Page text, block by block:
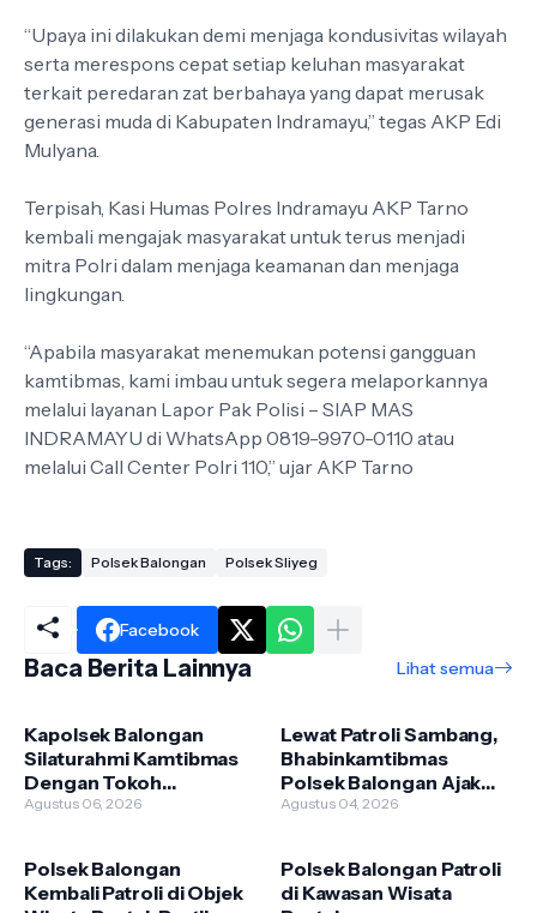
“Upaya ini dilakukan demi menjaga kondusivitas wilayah
serta merespons cepat setiap keluhan masyarakat
terkait peredaran zat berbahaya yang dapat merusak
generasi muda di Kabupaten Indramayu,” tegas AKP Edi
Mulyana.
Terpisah, Kasi Humas Polres Indramayu AKP Tarno
kembali mengajak masyarakat untuk terus menjadi
mitra Polri dalam menjaga keamanan dan menjaga
lingkungan.
“Apabila masyarakat menemukan potensi gangguan
kamtibmas, kami imbau untuk segera melaporkannya
melalui layanan Lapor Pak Polisi – SIAP MAS
INDRAMAYU di WhatsApp 0819-9970-0110 atau
melalui Call Center Polri 110,” ujar AKP Tarno
Tags: Polsek Balongan Polsek Sliyeg
Facebook
Baca Berita Lainnya Lihat semua
Kapolsek Balongan
Silaturahmi Kamtibmas
Dengan Tokoh
Masyarakat, Ini Pesan
Agustus 06, 2026
Lewat Patroli Sambang,
Bhabinkamtibmas
Polsek Balongan Ajak
Warga Perkuat
Agustus 04, 2026
Polsek Balongan
Kembali Patroli di Objek
Polsek Balongan Patroli
di Kawasan Wisata